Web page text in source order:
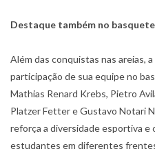
Destaque também no
Além das conquistas nas areias,
participação de sua equipe no
Mathias Renard Krebs, Pietro
Platzer Fetter e Gustavo Notari
reforça a diversidade esportiva e
estudantes em diferentes